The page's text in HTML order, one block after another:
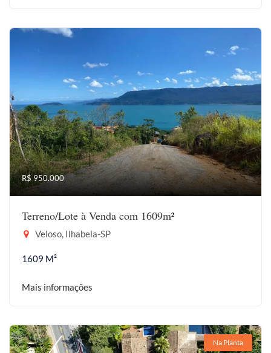
R$ 950.000
Terreno/Lote à Venda com 1609m²
Veloso, Ilhabela-SP
1609 M²
Mais informações
Na Planta